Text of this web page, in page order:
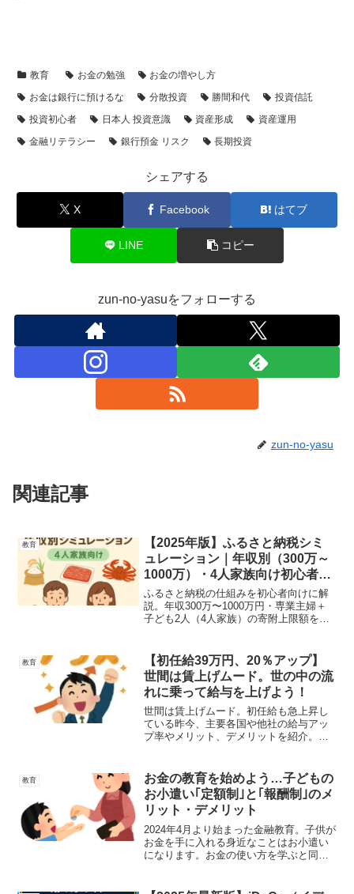
教育 お金の勉強
お金の増やし方
お金は銀行に預けるな
分散投資 勝間和代
投資信託
投資初心者
日本人 投資意識 資産形成
資産運用
金融リテラシー
銀行預金 リスク 長期投資
シェアする
X Facebook はてブ
LINE コピー
zun-no-yasuをフォローする
zun-no-yasu
関連記事
教育
【2025年版】ふるさと納税シミ
ュレーション｜年収別（300万～
1000万）・4人家族向け初心者ガ
イド
ふるさと納税の仕組みを初心者向けに解
説。年収300万〜1000万円・専業主婦＋
子ども2人（4人家族）の寄附上限額をシ
教育
【初任給39万円、20％アップ】
世間は賃上げムード。世の中の流
れに乗って給与を上げよう！
世間は賃上げムード。初任給も急上昇し
ている昨今、主要各国や他社の給与アッ
プ率やメリット、デメリットを紹介。必
ておくべき世間の相場を開設していま
す。
教育
お金の教育を始めよう…子どもの
お小遣い｢定額制｣と｢報酬制｣のメ
リット・デメリット
2024年4月より始まった金融教育。子供が
お金を手に入れる身近なことはお小遣い
になります。お金の使い方を学ぶと同時